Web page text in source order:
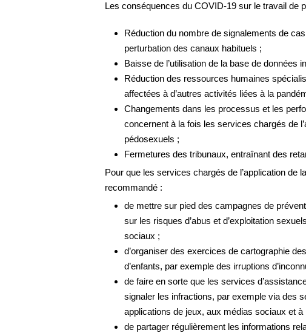
Les conséquences du COVID-19 sur le travail de
Réduction du nombre de signalements de
perturbation des canaux habituels ;
Baisse de l’utilisation de la base de données
Réduction des ressources humaines
affectées à d’autres activités liées à la
Changements dans les processus et les
concernent à la fois les services chargés de
pédosexuels ;
Fermetures des tribunaux, entraînant des
Pour que les services chargés de l’application
recommandé :
de mettre sur pied des campagnes de
sur les risques d’abus et d’exploitation
sociaux ;
d’organiser des exercices de cartographie
d’enfants, par exemple des irruptions
de faire en sorte que les services
signaler les infractions, par exemple via des
applications de jeux, aux médias sociaux et à
de partager régulièrement les informations